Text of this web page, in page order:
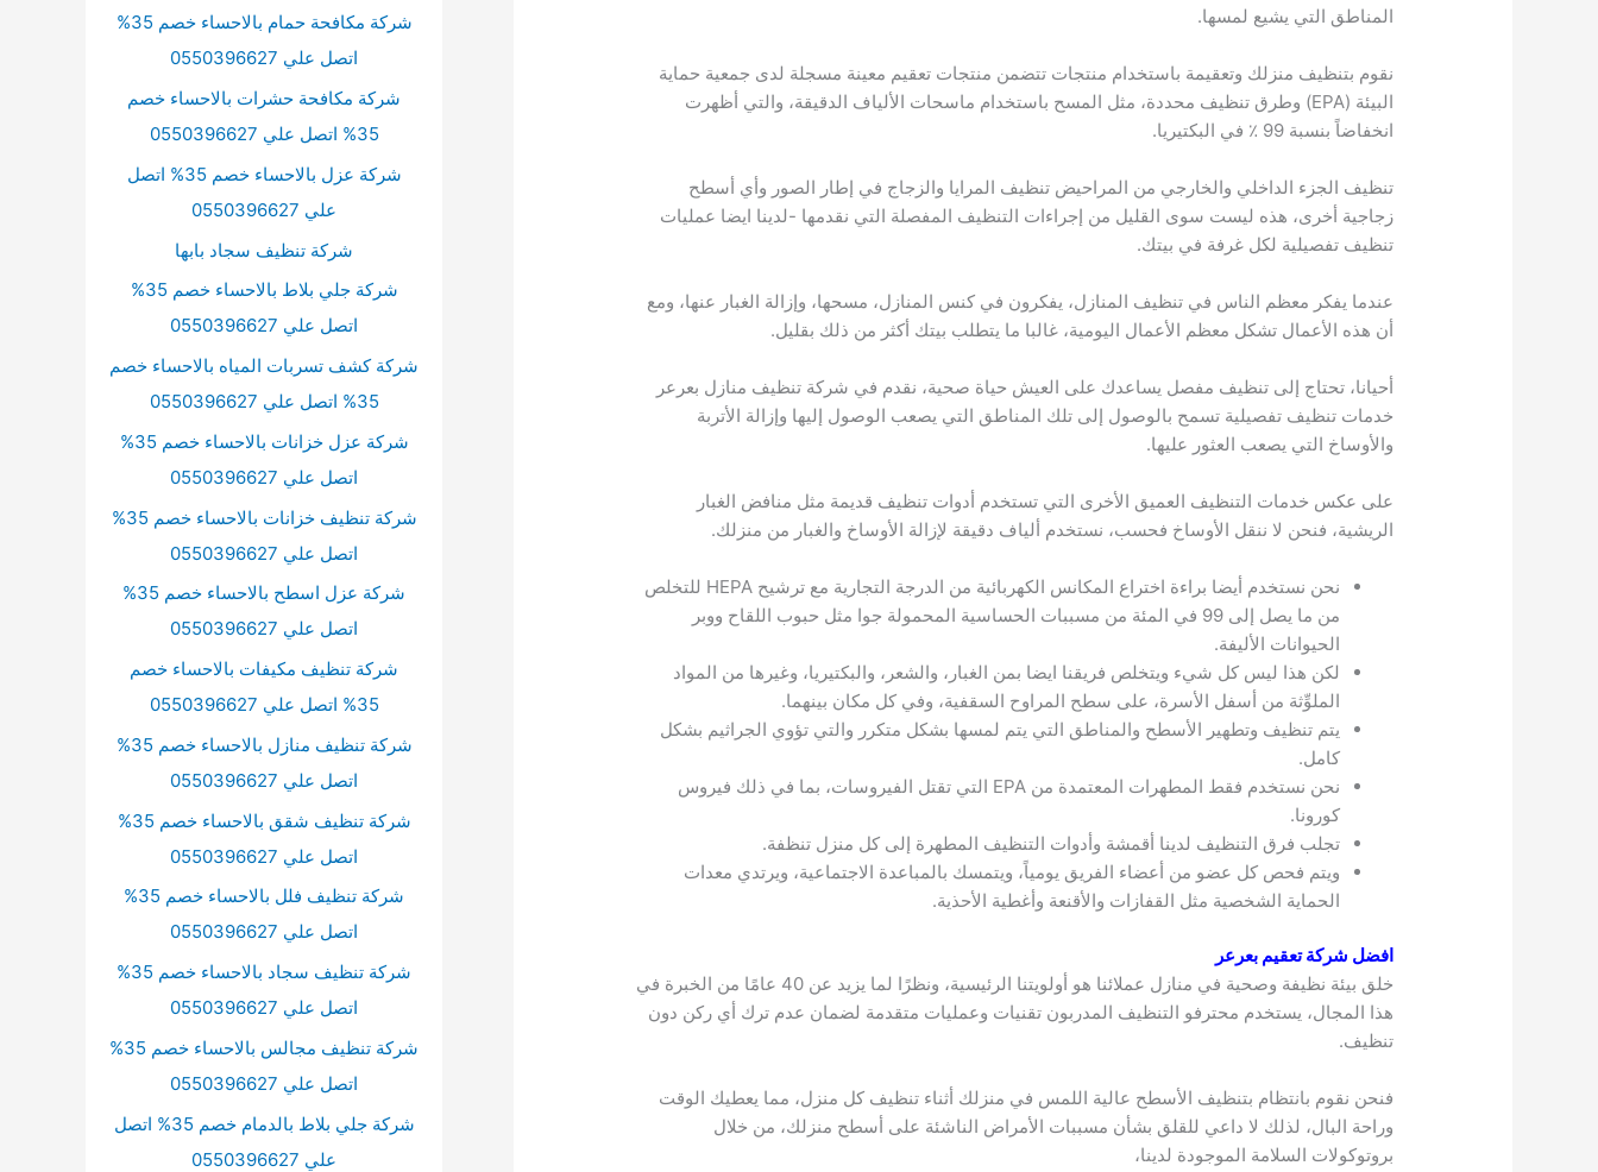
المناطق التي يشيع لمسها.
نقوم بتنظيف منزلك وتعقيمة باستخدام منتجات تتضمن منتجات تعقيم معينة مسجلة لدى جمعية حماية
البيئة (EPA) وطرق تنظيف محددة، مثل المسح باستخدام ماسحات الألياف الدقيقة، والتي أظهرت
انخفاضاً بنسبة 99 ٪ في البكتيريا.
تنظيف الجزء الداخلي والخارجي من المراحيض تنظيف المرايا والزجاج في إطار الصور وأي أسطح
زجاجية أخرى، هذه ليست سوى القليل من إجراءات التنظيف المفصلة التي نقدمها -لدينا ايضا عمليات
تنظيف تفصيلية لكل غرفة في بيتك.
عندما يفكر معظم الناس في تنظيف المنازل، يفكرون في كنس المنازل، مسحها، وإزالة الغبار عنها، ومع
أن هذه الأعمال تشكل معظم الأعمال اليومية، غالبا ما يتطلب بيتك أكثر من ذلك بقليل.
أحيانا، تحتاج إلى تنظيف مفصل يساعدك على العيش حياة صحية، نقدم في شركة تنظيف منازل بعرعر
خدمات تنظيف تفصيلية تسمح بالوصول إلى تلك المناطق التي يصعب الوصول إليها وإزالة الأتربة
والأوساخ التي يصعب العثور عليها.
على عكس خدمات التنظيف العميق الأخرى التي تستخدم أدوات تنظيف قديمة مثل منافض الغبار
الريشية، فنحن لا ننقل الأوساخ فحسب، نستخدم ألياف دقيقة لإزالة الأوساخ والغبار من منزلك.
نحن نستخدم أيضا براءة اختراع المكانس الكهربائية من الدرجة التجارية مع ترشيح HEPA للتخلص
من ما يصل إلى 99 في المئة من مسببات الحساسية المحمولة جوا مثل حبوب اللقاح ووبر
الحيوانات الأليفة.
لكن هذا ليس كل شيء ويتخلص فريقنا ايضا بمن الغبار، والشعر، والبكتيريا، وغيرها من المواد
الملوِّثة من أسفل الأسرة، على سطح المراوح السقفية، وفي كل مكان بينهما.
يتم تنظيف وتطهير الأسطح والمناطق التي يتم لمسها بشكل متكرر والتي تؤوي الجراثيم بشكل
كامل.
نحن نستخدم فقط المطهرات المعتمدة من EPA التي تقتل الفيروسات، بما في ذلك فيروس
كورونا.
تجلب فرق التنظيف لدينا أقمشة وأدوات التنظيف المطهرة إلى كل منزل تنظفة.
ويتم فحص كل عضو من أعضاء الفريق يومياً، ويتمسك بالمباعدة الاجتماعية، ويرتدي معدات
الحماية الشخصية مثل القفازات والأقنعة وأغطية الأحذية.
افضل شركة تعقيم بعرعر
خلق بيئة نظيفة وصحية في منازل عملائنا هو أولويتنا الرئيسية، ونظرًا لما يزيد عن 40 عامًا من الخبرة في
هذا المجال، يستخدم محترفو التنظيف المدربون تقنيات وعمليات متقدمة لضمان عدم ترك أي ركن دون
تنظيف.
فنحن نقوم بانتظام بتنظيف الأسطح عالية اللمس في منزلك أثناء تنظيف كل منزل، مما يعطيك الوقت
وراحة البال، لذلك لا داعي للقلق بشأن مسببات الأمراض الناشئة على أسطح منزلك، من خلال
بروتوكولات السلامة الموجودة لدينا،
شركة مكافحة حمام بالاحساء خصم 35%
اتصل علي 0550396627
شركة مكافحة حشرات بالاحساء خصم
35% اتصل علي 0550396627
شركة عزل بالاحساء خصم 35% اتصل
علي 0550396627
شركة تنظيف سجاد بابها
شركة جلي بلاط بالاحساء خصم 35%
اتصل علي 0550396627
شركة كشف تسربات المياه بالاحساء خصم
35% اتصل علي 0550396627
شركة عزل خزانات بالاحساء خصم 35%
اتصل علي 0550396627
شركة تنظيف خزانات بالاحساء خصم 35%
اتصل علي 0550396627
شركة عزل اسطح بالاحساء خصم 35%
اتصل علي 0550396627
شركة تنظيف مكيفات بالاحساء خصم
35% اتصل علي 0550396627
شركة تنظيف منازل بالاحساء خصم 35%
اتصل علي 0550396627
شركة تنظيف شقق بالاحساء خصم 35%
اتصل علي 0550396627
شركة تنظيف فلل بالاحساء خصم 35%
اتصل علي 0550396627
شركة تنظيف سجاد بالاحساء خصم 35%
اتصل علي 0550396627
شركة تنظيف مجالس بالاحساء خصم 35%
اتصل علي 0550396627
شركة جلي بلاط بالدمام خصم 35% اتصل
علي 0550396627